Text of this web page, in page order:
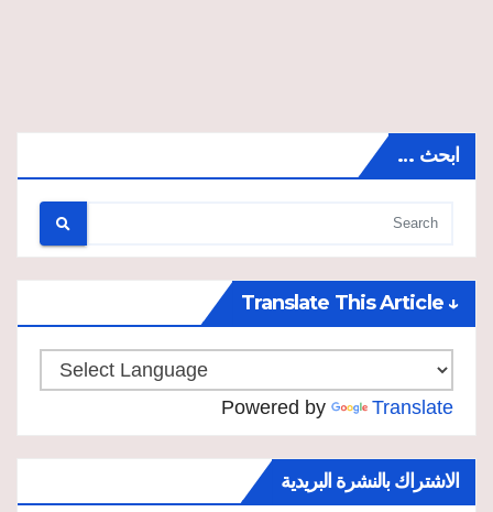
ابحث …
↓ Translate This Article
Powered by Translate
الاشتراك بالنشرة البريدية